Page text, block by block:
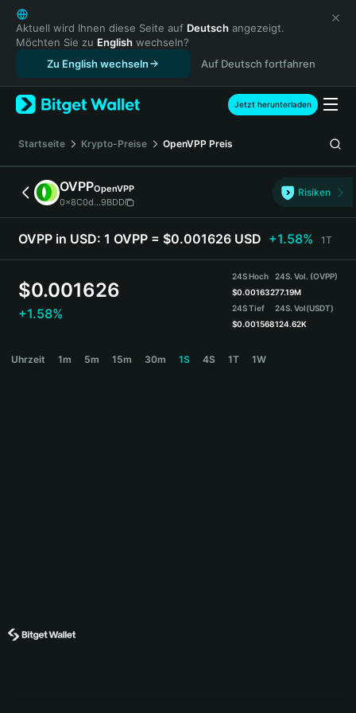
English
日本語
Tiếng Việt
Русский
Español (Latinoamérica)
Türkçe
Français
Deutsch
简体中文
繁體中文
Português (Portugal)
Bahasa Indonesia
ภาษาไทย
Español
Español (Argentina)
Aktuell wird Ihnen diese Seite auf Deutsch angezeigt.
Möchten Sie zu English wechseln?
Zu English wechseln
Auf Deutsch fortfahren
Jetzt herunterladen
Startseite Krypto-Preise OpenVPP Preis
OVPPOpenVPP
0x8C0d...9BDD
Risiken
OVPP in USD: 1 OVPP = $0.001626 USD +1.58% 1T
$0.001626
+1.58%
24S Hoch
$0.001632
24S Tief
$0.001568
24S. Vol. (OVPP)
77.19M
24S. Vol(USDT)
124.62K
Uhrzeit 1m 5m 15m 30m 1S 4S 1T 1W